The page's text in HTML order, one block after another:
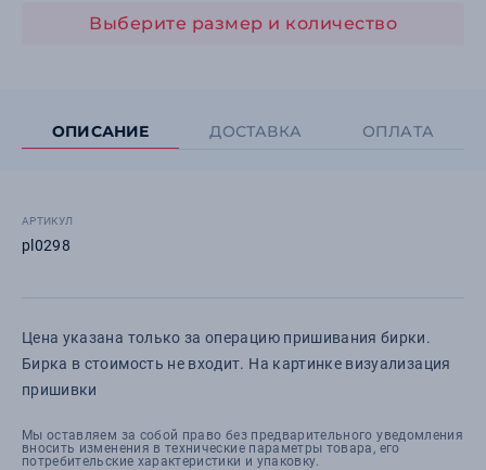
Выберите размер и количество
ОПИСАНИЕ ДОСТАВКА ОПЛАТА
АРТИКУЛ
pl0298
Цена указана только за операцию пришивания бирки.
Бирка в стоимость не входит. На картинке визуализация
пришивки
Мы оставляем за собой право без предварительного уведомления
вносить изменения в технические параметры товара, его
потребительские характеристики и упаковку.